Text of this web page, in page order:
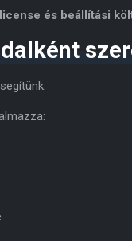
és beállítási